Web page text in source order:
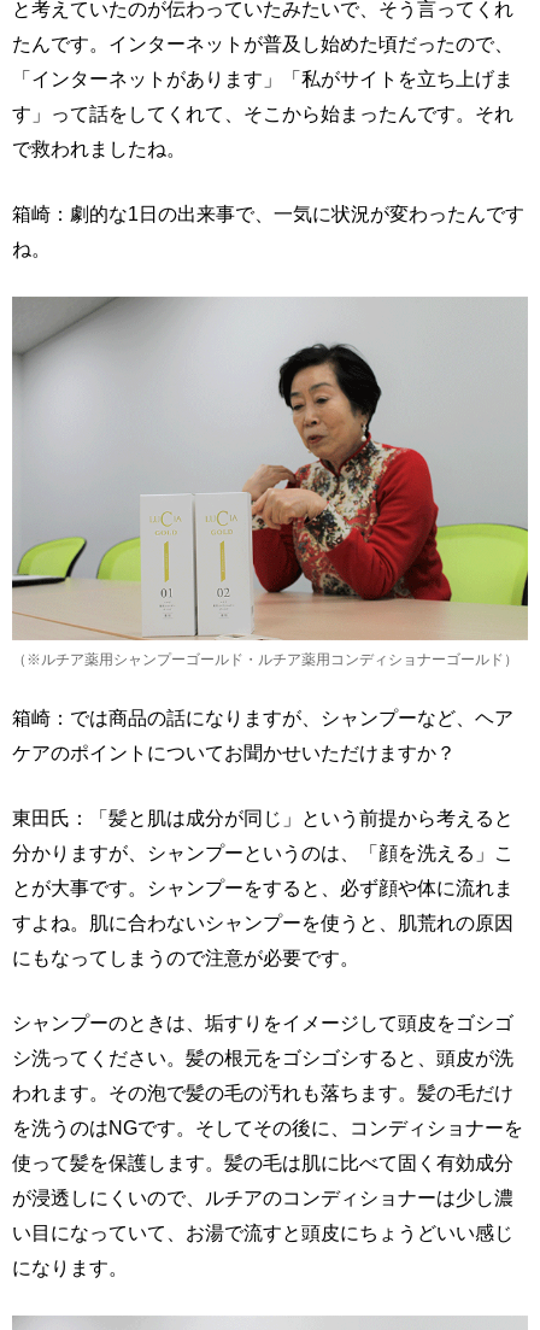
と考えていたのが伝わっていたみたいで、そう言ってくれ
たんです。インターネットが普及し始めた頃だったので、
「インターネットがあります」「私がサイトを立ち上げま
す」って話をしてくれて、そこから始まったんです。それ
で救われましたね。
箱崎：劇的な1日の出来事で、一気に状況が変わったんです
ね。
（※ルチア薬用シャンプーゴールド・ルチア薬用コンディショナーゴールド）
箱崎：では商品の話になりますが、シャンプーなど、ヘア
ケアのポイントについてお聞かせいただけますか？
東田氏：「髪と肌は成分が同じ」という前提から考えると
分かりますが、シャンプーというのは、「顔を洗える」こ
とが大事です。シャンプーをすると、必ず顔や体に流れま
すよね。肌に合わないシャンプーを使うと、肌荒れの原因
にもなってしまうので注意が必要です。
シャンプーのときは、垢すりをイメージして頭皮をゴシゴ
シ洗ってください。髪の根元をゴシゴシすると、頭皮が洗
われます。その泡で髪の毛の汚れも落ちます。髪の毛だけ
を洗うのはNGです。そしてその後に、コンディショナーを
使って髪を保護します。髪の毛は肌に比べて固く有効成分
が浸透しにくいので、ルチアのコンディショナーは少し濃
い目になっていて、お湯で流すと頭皮にちょうどいい感じ
になります。